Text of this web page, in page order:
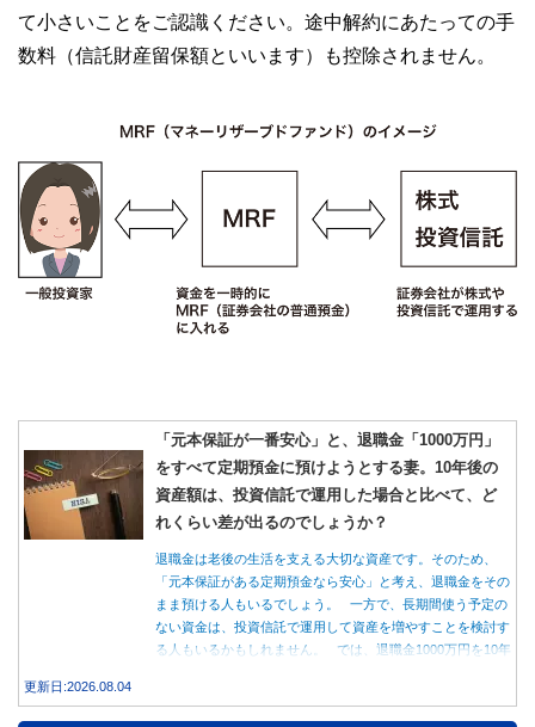
て小さいことをご認識ください。途中解約にあたっての手
数料（信託財産留保額といいます）も控除されません。
「元本保証が一番安心」と、退職金「1000万円」
をすべて定期預金に預けようとする妻。10年後の
資産額は、投資信託で運用した場合と比べて、ど
れくらい差が出るのでしょうか？
退職金は老後の生活を支える大切な資産です。そのため、
「元本保証がある定期預金なら安心」と考え、退職金をその
まま預ける人もいるでしょう。 一方で、長期間使う予定の
ない資金は、投資信託で運用して資産を増やすことを検討す
る人もいるかもしれません。 では、退職金1000万円を10年
更新日:2026.08.04